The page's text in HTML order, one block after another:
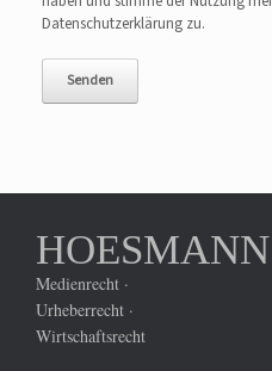
Datenschutzerklärung zu.
Medienrecht ·
Urheberrecht ·
Wirtschaftsrecht